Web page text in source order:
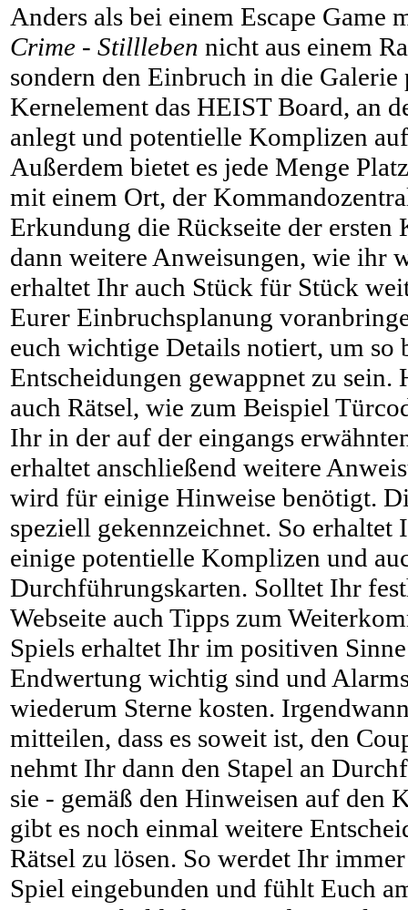
Anders als bei einem Escape Game
Crime - Stillleben nicht aus einem
sondern den Einbruch in die
Kernelement das HEIST Board, an
anlegt und potentielle Komplizen
Außerdem bietet es jede Menge
mit einem Ort, der
Erkundung die Rückseite der ersten
dann weitere Anweisungen, wie ihr
erhaltet Ihr auch Stück für Stück
Eurer Einbruchsplanung
euch wichtige Details notiert, um so
Entscheidungen gewappnet zu
auch Rätsel, wie zum Beispiel
Ihr in der auf der eingangs
erhaltet anschließend weitere
wird für einige Hinweise benötigt.
speziell gekennzeichnet. So
einige potentielle Komplizen und
Durchführungskarten. Solltet Ihr
Webseite auch Tipps zum
Spiels erhaltet Ihr im positiven
Endwertung wichtig sind und
wiederum Sterne kosten.
mitteilen, dass es soweit ist, den
nehmt Ihr dann den Stapel an
sie - gemäß den Hinweisen auf den
gibt es noch einmal weitere
Rätsel zu lösen. So werdet Ihr
Spiel eingebunden und fühlt Euch